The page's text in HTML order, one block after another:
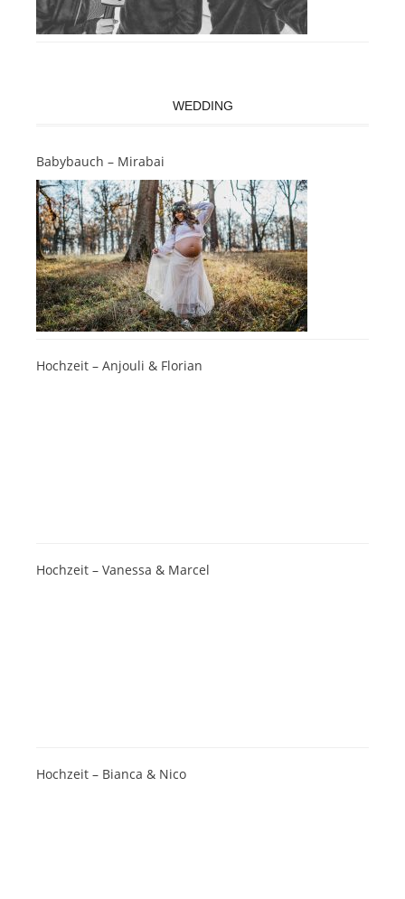
WEDDING
Babybauch – Mirabai
Hochzeit – Anjouli & Florian
Hochzeit – Vanessa & Marcel
Hochzeit – Bianca & Nico